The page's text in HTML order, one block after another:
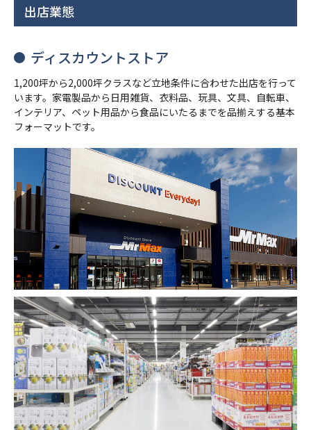
出店業態
ディスカウントストア
1,200坪から2,000坪クラスなど立地条件に合わせた出店を行って
います。家電製品から日用雑貨、衣料品、玩具、文具、自転車、
インテリア、ペット用品から食品にいたるまでを品揃えする基本
フォーマットです。